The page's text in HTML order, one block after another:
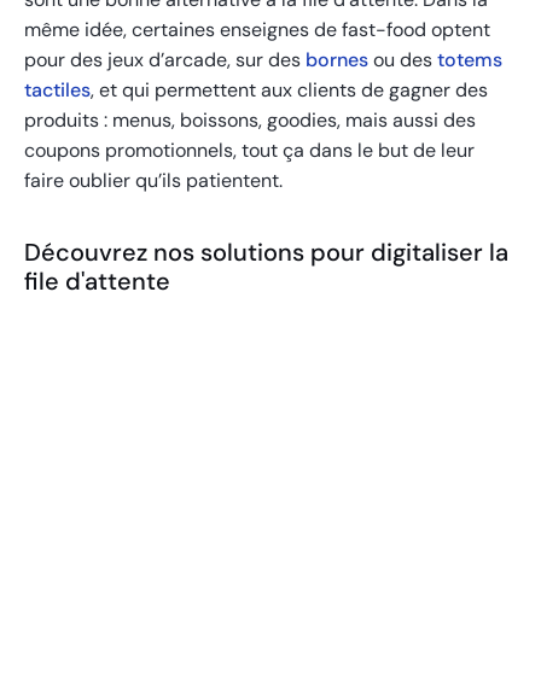
même idée, certaines enseignes de fast-food optent
pour des jeux d’arcade, sur des bornesou destotems
tactiles, et qui permettent aux clients de gagner des
produits : menus, boissons, goodies, mais aussi des
coupons promotionnels, tout ça dans le but de leur
faire oublier qu’ils patientent.
Découvrez nos solutions pour digitaliser la
file d'attente